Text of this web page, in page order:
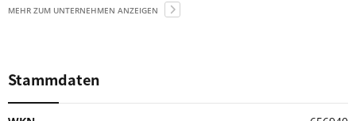
MEHR ZUM UNTERNEHMEN ANZEIGEN
Stammdaten